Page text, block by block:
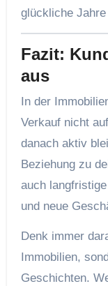
glückliche Jahre
Fazit:
aus
In der
Verkauf nicht
danach aktiv
Beziehung zu
auch
und neue
Denk immer
Immobilien,
Geschichten.